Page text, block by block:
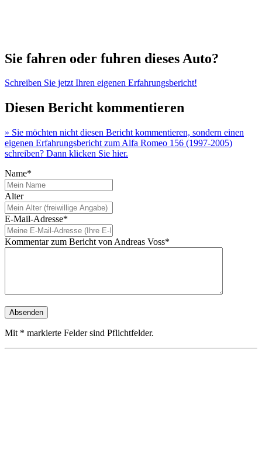
Sie fahren oder fuhren dieses Auto?
Schreiben Sie jetzt Ihren eigenen Erfahrungsbericht!
Diesen Bericht kommentieren
» Sie möchten nicht diesen Bericht kommentieren, sondern einen
eigenen Erfahrungsbericht zum Alfa Romeo 156 (1997-2005)
schreiben? Dann klicken Sie hier.
Name*
Alter
E-Mail-Adresse*
Kommentar zum Bericht von Andreas Voss*
Mit * markierte Felder sind Pflichtfelder.